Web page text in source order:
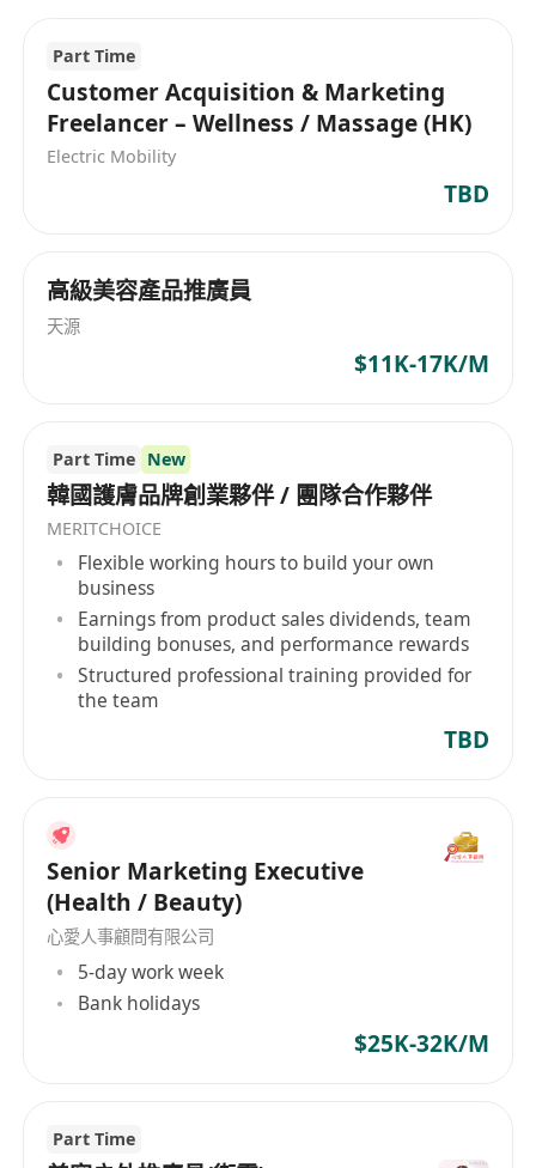
解決方案。 DNA Brands Co is a company
dedicated to the development and sale of
skincare, cosmetics, and beauty products.
Founded by professionals passionate about the
skincare industry, they strive to advance
cosmetics, and beauty products designed to
uncover one's best potential, promoting
confidence and healthy living. At its core, DNA
solutions.
Part Time
Customer Acquisition & Marketing
Freelancer – Wellness / Massage (HK)
Electric Mobility
TBD
高級美容產品推廣員
天源
$11K-17K/M
Part Time New
韓國護膚品牌創業夥伴 / 團隊合作夥伴
MERITCHOICE
Flexible working hours to build your own
business
Earnings from product sales dividends, team
building bonuses, and performance rewards
Structured professional training provided for
the team
TBD
Senior Marketing Executive
(Health / Beauty)
心愛人事顧問有限公司
5-day work week
Bank holidays
$25K-32K/M
Part Time